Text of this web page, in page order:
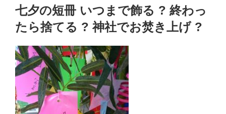
稿
日:
七夕の短冊 いつまで飾る ? 終わっ
たら捨てる ? 神社でお焚き上げ ?